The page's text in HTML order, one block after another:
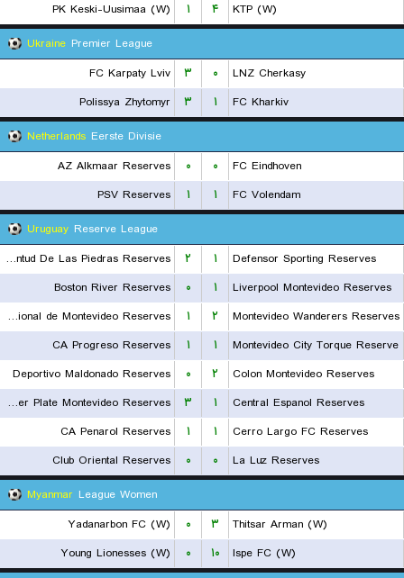
PK Keski-Uusimaa (W)
۱ ۴
KTP (W)
Ukraine Premier League
FC Karpaty Lviv
۳ ۰
LNZ Cherkasy
Polissya Zhytomyr
۳ ۱
FC Kharkiv
Netherlands Eerste Divisie
AZ Alkmaar Reserves
۰ ۰
FC Eindhoven
PSV Reserves
۱ ۱
FC Volendam
Uruguay Reserve League
Juventud De Las Piedras Reserves
۲ ۱
Defensor Sporting Reserves
Boston River Reserves
۰ ۱
Liverpool Montevideo Reserves
Nacional de Montevideo Reserves
۱ ۲
Montevideo Wanderers Reserves
CA Progreso Reserves
۱ ۱
Montevideo City Torque Reserve
Deportivo Maldonado Reserves
۰ ۲
Colon Montevideo Reserves
CA River Plate Montevideo Reserves
۳ ۱
Central Espanol Reserves
CA Penarol Reserves
۱ ۱
Cerro Largo FC Reserves
Club Oriental Reserves
۰ ۰
La Luz Reserves
Myanmar League Women
Yadanarbon FC (W)
۰ ۳
Thitsar Arman (W)
Young Lionesses (W)
۰ ۱۰
Ispe FC (W)